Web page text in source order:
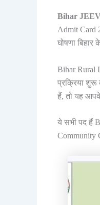
Bihar
Admit Card
घोषणा
Bihar Rural
प्रक्रिया शुरू
हैं, तो यह
ये सभी पद हैं
Community